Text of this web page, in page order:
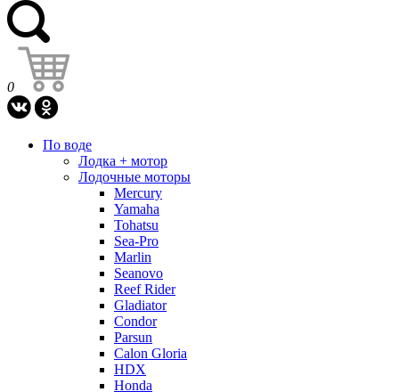
0
По воде
Лодка + мотор
Лодочные моторы
Mercury
Yamaha
Tohatsu
Sea-Pro
Marlin
Seanovo
Reef Rider
Gladiator
Condor
Parsun
Calon Gloria
HDX
Honda